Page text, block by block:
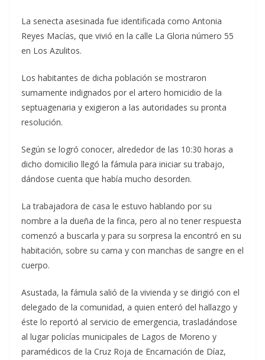
La senecta asesinada fue identificada como Antonia
Reyes Macías, que vivió en la calle La Gloria número 55
en Los Azulitos.
Los habitantes de dicha población se mostraron
sumamente indignados por el artero homicidio de la
septuagenaria y exigieron a las autoridades su pronta
resolución.
Según se logró conocer, alrededor de las 10:30 horas a
dicho domicilio llegó la fámula para iniciar su trabajo,
dándose cuenta que había mucho desorden.
La trabajadora de casa le estuvo hablando por su
nombre a la dueña de la finca, pero al no tener respuesta
comenzó a buscarla y para su sorpresa la encontró en su
habitación, sobre su cama y con manchas de sangre en el
cuerpo.
Asustada, la fámula salió de la vivienda y se dirigió con el
delegado de la comunidad, a quien enteró del hallazgo y
éste lo reportó al servicio de emergencia, trasladándose
al lugar policías municipales de Lagos de Moreno y
paramédicos de la Cruz Roja de Encarnación de Díaz,